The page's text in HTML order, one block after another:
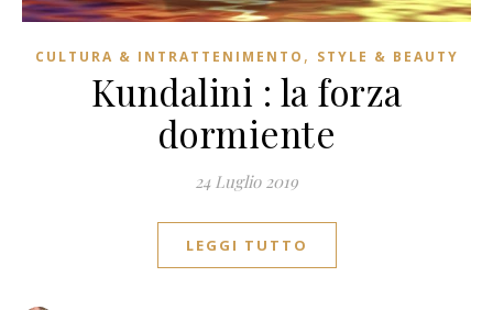
CULTURA & INTRATTENIMENTO , STYLE & BEAUTY
Kundalini : la forza
dormiente
24 Luglio 2019
LEGGI TUTTO